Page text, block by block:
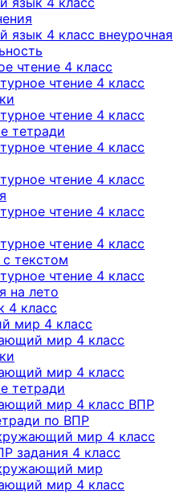
язык 4 класс внеурочная
чтение 4 класс
чтение 4 класс
чтение 4 класс
тетради
чтение 4 класс
чтение 4 класс
чтение 4 класс
чтение 4 класс
с текстом
чтение 4 класс
на лето
4 класс
мир 4 класс
мир 4 класс
мир 4 класс
тетради
мир 4 класс ВПР
по ВПР
мир 4 класс
задания 4 класс
мир
мир 4 класс